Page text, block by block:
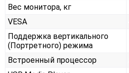
Вес монитора, кг
VESA
Поддержка вертикального
(Портретного) режима
Встроенный процессор